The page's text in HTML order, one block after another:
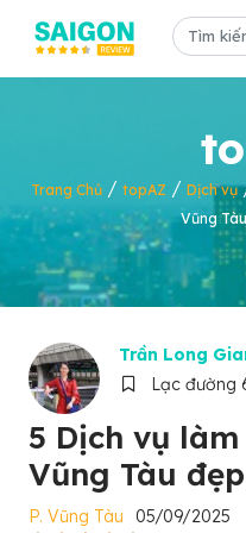
Trang Chủ / topAZ / Dịch vụ
Vũng
Trần Long
Lạc đường
5 Dịch vụ
Vũng Tàu
P. Vũng Tàu 05/09/2025